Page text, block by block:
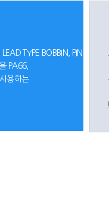
TYPE BOBBIN, PIN
PA66,
사용하는